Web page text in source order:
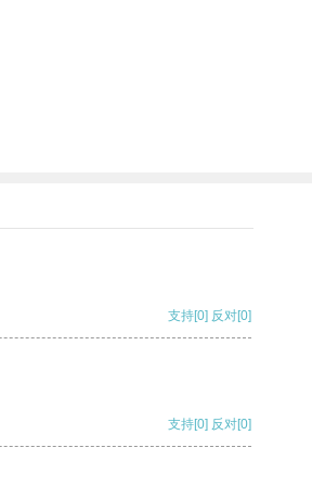
支持[0] 反对[0]
支持[0] 反对[0]